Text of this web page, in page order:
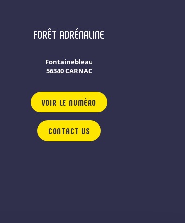
FORÊT ADRÉNALINE
Fontainebleau
56340 CARNAC
VOIR LE NUMÉRO
CONTACT US